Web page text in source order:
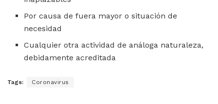
Por causa de fuera mayor o situación de
necesidad
Cualquier otra actividad de análoga naturaleza,
debidamente acreditada
Tags: Coronavirus